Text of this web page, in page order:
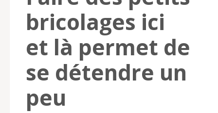
bricolages ici
et là permet de
se détendre un
peu